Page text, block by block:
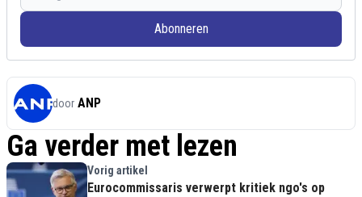
Abonneren
door ANP
Ga verder met lezen
Vorig artikel
Eurocommissaris verwerpt kritiek ngo's op